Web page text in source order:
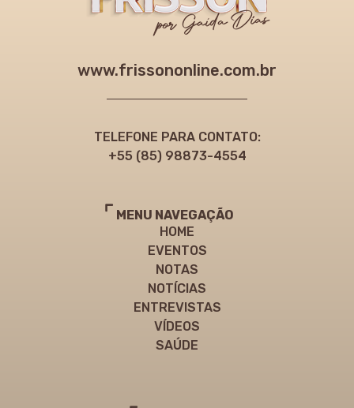
www.frissononline.com.br
TELEFONE PARA CONTATO:
+55 (85) 98873-4554
MENU NAVEGAÇÃO
HOME
EVENTOS
NOTAS
NOTÍCIAS
ENTREVISTAS
VÍDEOS
SAÚDE